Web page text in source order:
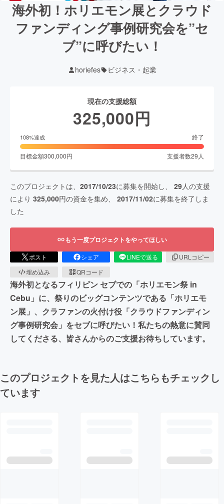
海外初！ホリエモン展とクラウド
ファンディング事例研究会を”セ
ブ”に呼びたい！
horiefes ビジネス・起業
現在の支援総額
325,000円
108%達成 終了
目標金額300,000円 支援者数29 人
このプロジェクトは、 2017/10/23に募集を開始し、 29人の支援
により 325,000円の資金を集め、 2017/11/02に募集を終了しま
した
もう一度プロジェクトをやってほしい
ポスト シェア LINEで送る
URLコピー
埋め込み
QRコード
海外初となるフィリピン セブでの「ホリエモン祭 in
Cebu」に、祭りのビッグコンテンツである「ホリエモ
ン展」、クラファンの火付け役「クラウドファンディン
グ事例研究会」をセブに呼びたい！私たちの熱意に賛同
してくださる、皆さんからのご支援お待ちしています。
このプロジェクトを見た人はこちらもチェックし
ています